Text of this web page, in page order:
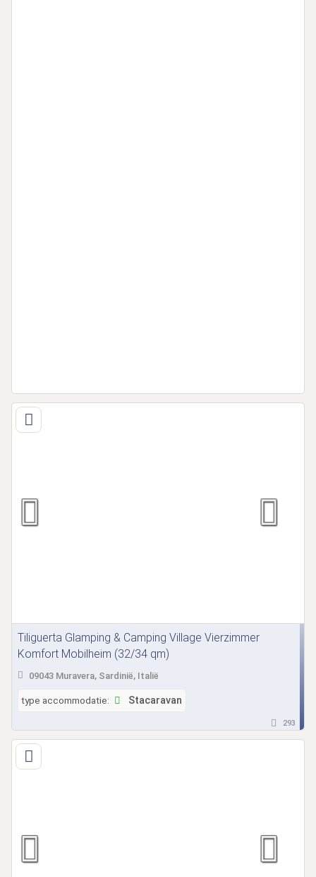
Tiliguerta Glamping & Camping Village Vierzimmer
Komfort Mobilheim (32/34 qm)
09043 Muravera, Sardinië, Italië
type accommodatie: Stacaravan
293